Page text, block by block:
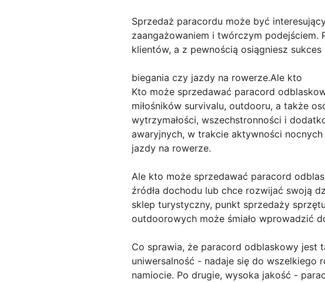
Sprzedaż paracordu może być
zaangażowaniem i twórczym
klientów, a z pewnością osiągniesz
biegania czy jazdy na rowerze.Ale kto
Kto może sprzedawać paracord
miłośników survivalu, outdooru, a także
wytrzymałości, wszechstronności i
awaryjnych, w trakcie aktywności
jazdy na rowerze.
Ale kto może sprzedawać paracord
źródła dochodu lub chce rozwijać swoją
sklep turystyczny, punkt sprzedaży
outdoorowych może śmiało wprowadzić
Co sprawia, że paracord odblaskowy jest
uniwersalność - nadaje się do wszelkiego
namiocie. Po drugie, wysoka jakość -